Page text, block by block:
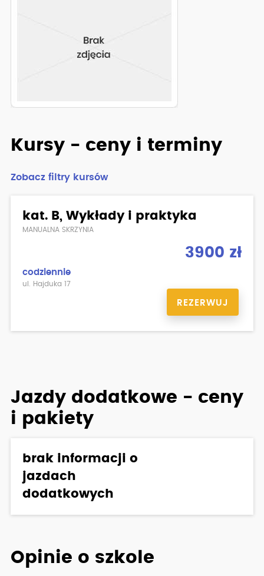
Zobacz pełny opis szkoły
Kursy - ceny i terminy
Zobacz filtry kursów
kat. B, Wykłady i praktyka
MANUALNA SKRZYNIA
3900 zł
codziennie
ul. Hajduka 17
REZERWUJ
Jazdy dodatkowe - ceny
i pakiety
brak informacji o
jazdach
dodatkowych
Opinie o szkole